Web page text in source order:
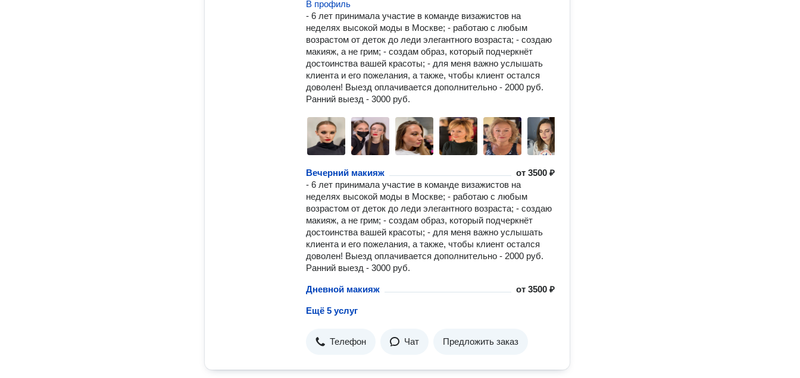
В профиль
- 6 лет принимала участие в команде визажистов на
неделях высокой моды в Москве; - работаю с любым
возрастом от деток до леди элегантного возраста; - создаю
макияж, а не грим; - создам образ, который подчеркнёт
достоинства вашей красоты; - для меня важно услышать
клиента и его пожелания, а также, чтобы клиент остался
доволен! Выезд оплачивается дополнительно - 2000 руб.
Ранний выезд - 3000 руб.
Вечерний макияж от3500 ₽
- 6 лет принимала участие в команде визажистов на
неделях высокой моды в Москве; - работаю с любым
возрастом от деток до леди элегантного возраста; - создаю
макияж, а не грим; - создам образ, который подчеркнёт
достоинства вашей красоты; - для меня важно услышать
клиента и его пожелания, а также, чтобы клиент остался
доволен! Выезд оплачивается дополнительно - 2000 руб.
Ранний выезд - 3000 руб.
Дневной макияж от3500 ₽
Ещё 5 услуг
Телефон Чат Предложить заказ